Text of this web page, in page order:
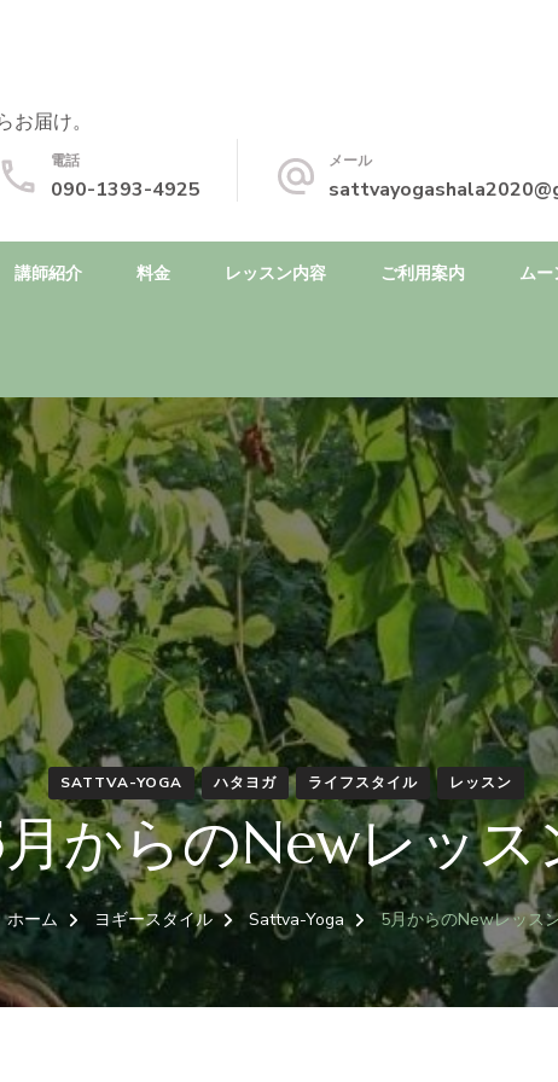
届け。
電話
090-1393-4925
メール
講師紹介 料金 レッスン内容 ご利用案内
ム
SATTVA-YOGA ハタヨガ ライフスタイル レッスン
からのNewレッス
ホーム ヨギースタイル Sattva-Yoga 5月からのNewレッス